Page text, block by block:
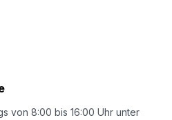
von 8:00 bis 16:00 Uhr unter